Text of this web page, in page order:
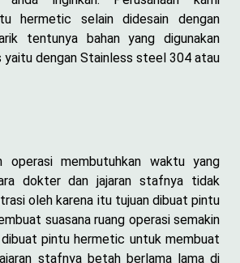
hermetic selain didesain dengan
tentunya bahan yang digunakan
yaitu dengan Stainless steel 304 atau
operasi membutuhkan waktu yang
dokter dan jajaran stafnya tidak
oleh karena itu tujuan dibuat pintu
suasana ruang operasi semakin
pintu hermetic untuk membuat
stafnya betah berlama lama di